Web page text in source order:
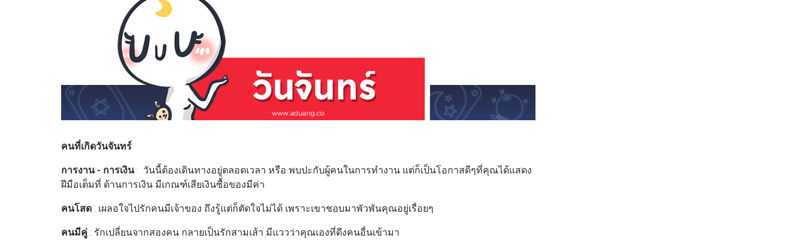
คนที่เกิดวันจันทร์
การงาน - การเงิน : วันนี้ต้องเดินทางอยู่ตลอดเวลา หรือ พบปะกับผู้คนในการทำงาน แต่ก็เป็นโอกาสดีๆที่คุณได้แสดง
ฝีมือเต็มที่ ด้านการเงิน มีเกณฑ์เสียเงินซื้อของมีค่า
คนโสด : เผลอใจไปรักคนมีเจ้าของ ถึงรู้แต่ก็ตัดใจไม่ได้ เพราะเขาชอบมาพัวพันคุณอยู่เรื่อยๆ
คนมีคู่ : รักเปลี่ยนจากสองคน กลายเป็นรักสามเส้า มีแววว่าคุณเองที่ดึงคนอื่นเข้ามา